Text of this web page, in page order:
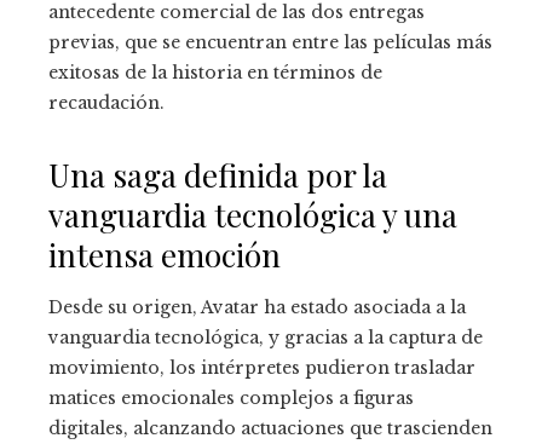
antecedente comercial de las dos entregas
previas, que se encuentran entre las películas más
exitosas de la historia en términos de
recaudación.
Una saga definida por la
vanguardia tecnológica y una
intensa emoción
Desde su origen, Avatar ha estado asociada a la
vanguardia tecnológica, y gracias a la captura de
movimiento, los intérpretes pudieron trasladar
matices emocionales complejos a figuras
digitales, alcanzando actuaciones que trascienden